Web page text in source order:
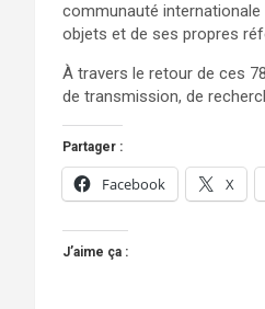
communauté internationale
objets et de ses propres
À travers le retour de ces
de transmission, de
Partager :
Facebook X
J’aime ça :